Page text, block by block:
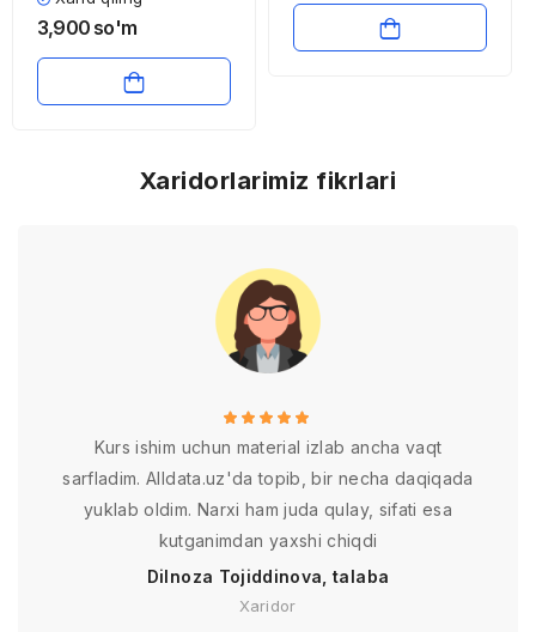
3,900 so'm
Xaridorlarimiz fikrlari
Kurs ishim uchun material izlab ancha vaqt
sarfladim. Alldata.uz'da topib, bir necha daqiqada
yuklab oldim. Narxi ham juda qulay, sifati esa
kutganimdan yaxshi chiqdi
Dilnoza Tojiddinova, talaba
Xaridor